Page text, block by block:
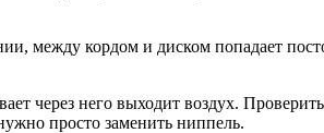
между кордом и диском попадает
через него выходит воздух.
просто заменить ниппель.